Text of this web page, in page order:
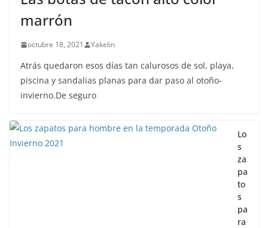
marrón
octubre 18, 2021 Yakelin
Atrás quedaron esos días tan calurosos de sol, playa,
piscina y sandalias planas para dar paso al otoño-
invierno.De seguro
Lo
s
za
pa
to
s
pa
ra